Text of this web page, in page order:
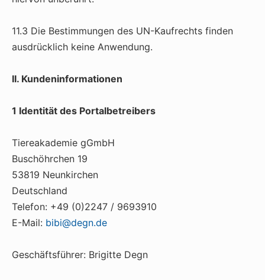
11.3 Die Bestimmungen des UN-Kaufrechts finden
ausdrücklich keine Anwendung.
II. Kundeninformationen
1 Identität des Portalbetreibers
Tiereakademie gGmbH
Buschöhrchen 19
53819 Neunkirchen
Deutschland
Telefon: +49 (0)2247 / 9693910
E-Mail: bibi@degn.de
Geschäftsführer: Brigitte Degn